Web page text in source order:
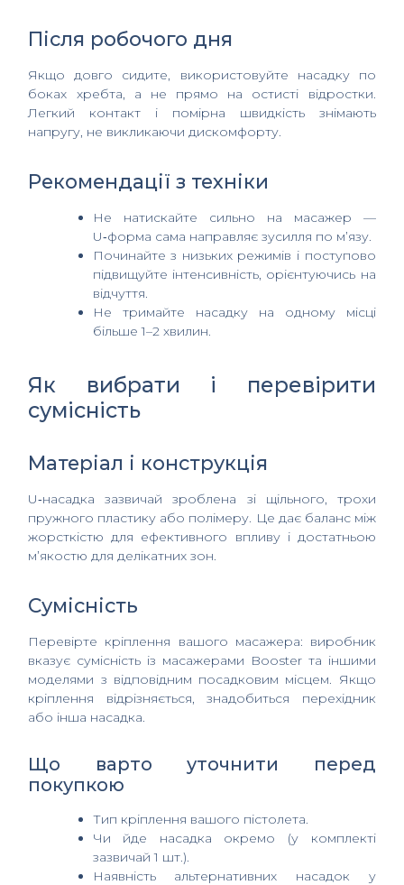
Після робочого дня
Якщо довго сидите, використовуйте насадку по
боках хребта, а не прямо на остисті відростки.
Легкий контакт і помірна швидкість знімають
напругу, не викликаючи дискомфорту.
Рекомендації з техніки
Не натискайте сильно на масажер —
U‑форма сама направляє зусилля по м’язу.
Починайте з низьких режимів і поступово
підвищуйте інтенсивність, орієнтуючись на
відчуття.
Не тримайте насадку на одному місці
більше 1–2 хвилин.
Як вибрати і перевірити
сумісність
Матеріал і конструкція
U‑насадка зазвичай зроблена зі щільного, трохи
пружного пластику або полімеру. Це дає баланс між
жорсткістю для ефективного впливу і достатньою
м’якостю для делікатних зон.
Сумісність
Перевірте кріплення вашого масажера: виробник
вказує сумісність із масажерами Booster та іншими
моделями з відповідним посадковим місцем. Якщо
кріплення відрізняється, знадобиться перехідник
або інша насадка.
Що варто уточнити перед
покупкою
Тип кріплення вашого пістолета.
Чи йде насадка окремо (у комплекті
зазвичай 1 шт.).
Наявність альтернативних насадок у